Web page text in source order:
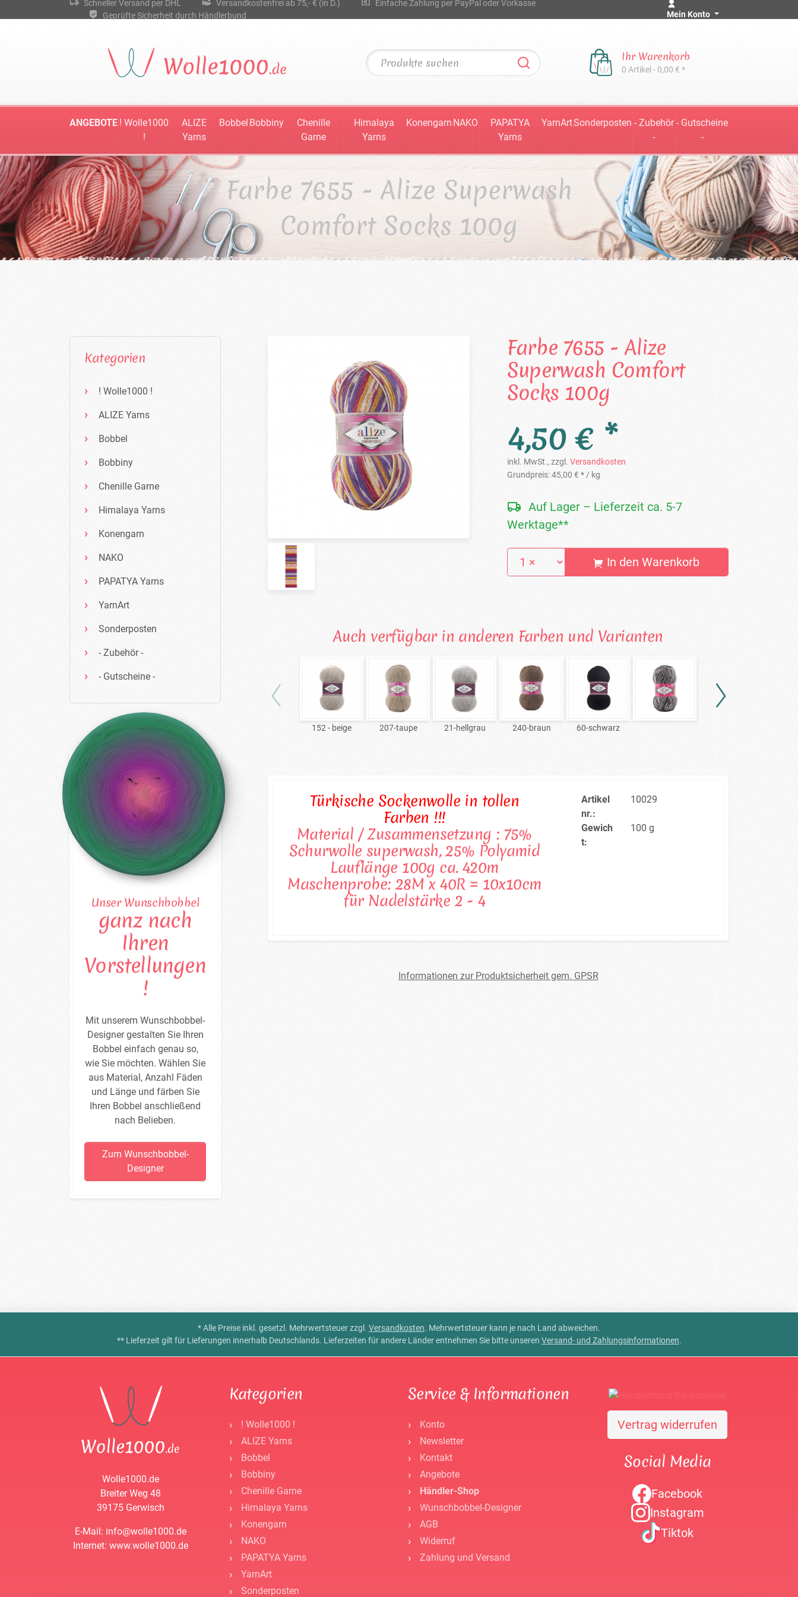
Schneller Versand per DHL Versandkostenfrei ab 75,- € (in D.)
Einfache Zahlung per PayPal oder Vorkasse
Geprüfte Sicherheit durch Händlerbund
Mein Konto
Ihr Warenkorb
0 Artikel - 0,00 € *
ANGEBOTE ! Wolle1000
!
ALIZE
Yarns
Bobbel Bobbiny
Chenille
Garne
Himalaya
Yarns
Konengarn NAKO
PAPATYA
Yarns
YarnArtSonderposten - Zubehör
-
- Gutscheine
-
Farbe 7655 - Alize Superwash
Comfort Socks 100g
Kategorien
! Wolle1000 !
ALIZE Yarns
Bobbel
Bobbiny
Chenille Garne
Himalaya Yarns
Konengarn
NAKO
PAPATYA Yarns
YarnArt
Sonderposten
- Zubehör -
- Gutscheine -
Unser Wunschbobbel
ganz nach
Ihren
Vorstellungen
!
Mit unserem Wunschbobbel-
Designer gestalten Sie Ihren
Bobbel einfach genau so,
wie Sie möchten. Wählen Sie
aus Material, Anzahl Fäden
und Länge und färben Sie
Ihren Bobbel anschließend
nach Belieben.
Zum Wunschbobbel-
Designer
Farbe 7655 - Alize
Superwash Comfort
Socks 100g
4,50 € *
inkl. MwSt., zzgl. Versandkosten
Grundpreis:45,00 € */ kg
Auf Lager – Lieferzeit ca. 5-7
Werktage**
In den Warenkorb
Auch verfügbar in anderen Farben und Varianten
152 - beige 207-taupe 21-hellgrau 240-braun 60-schwarz
Türkische Sockenwolle in tollen
Farben !!!
Material / Zusammensetzung : 75%
Schurwolle superwash, 25% Polyamid
Lauflänge 100g ca. 420m
Maschenprobe: 28M x 40R = 10x10cm
für Nadelstärke 2 - 4
Artikel
nr.:
10029
Gewich
t:
100 g
Informationen zur Produktsicherheit gem. GPSR
* Alle Preise inkl. gesetzl. Mehrwertsteuer zzgl. Versandkosten. Mehrwertsteuer kann je nach Land abweichen.
** Lieferzeit gilt für Lieferungen innerhalb Deutschlands. Lieferzeiten für andere Länder entnehmen Sie bitte unseren Versand- und Zahlungsinformationen.
Wolle1000.de
Breiter Weg 48
39175 Gerwisch
E-Mail: info@wolle1000.de
Internet: www.wolle1000.de
Kategorien
! Wolle1000 !
ALIZE Yarns
Bobbel
Bobbiny
Chenille Garne
Himalaya Yarns
Konengarn
NAKO
PAPATYA Yarns
YarnArt
Sonderposten
Service & Informationen
Konto
Newsletter
Kontakt
Angebote
Händler-Shop
Wunschbobbel-Designer
AGB
Widerruf
Zahlung und Versand
Vertrag widerrufen
Social Media
Facebook
Instagram
Tiktok